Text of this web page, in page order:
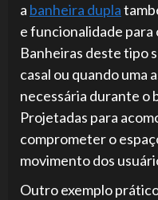
a banheira dupla
e funcionalidade para
Banheiras deste tipo
casal ou quando uma
necessária durante o
Projetadas para
comprometer o
movimento dos
Outro exemplo